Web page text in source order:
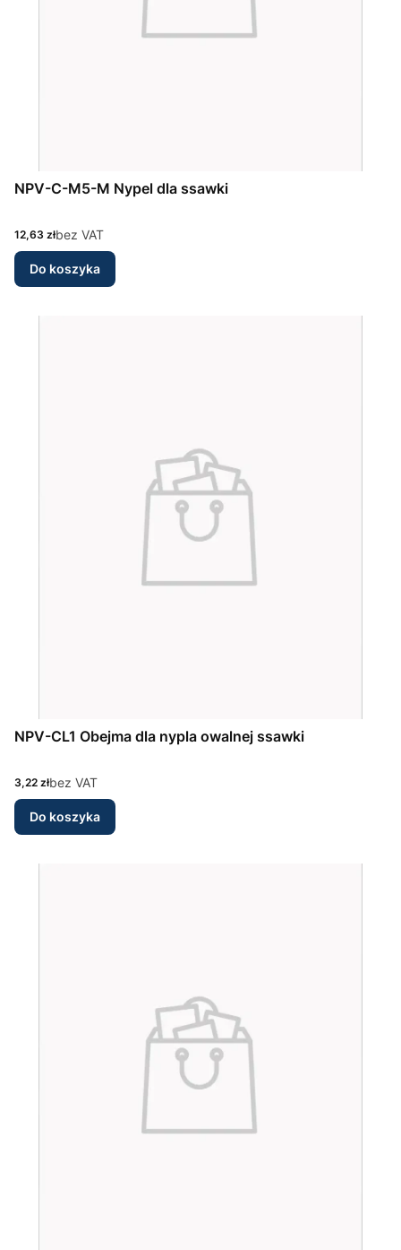
NPV-C-M5-M Nypel dla ssawki
Cena
12,63 złbez VAT
Do koszyka
NPV-CL1 Obejma dla nypla owalnej ssawki
Cena
3,22 złbez VAT
Do koszyka